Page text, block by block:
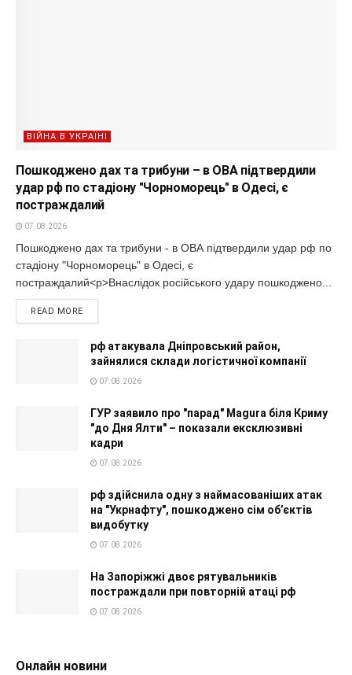
ВІЙНА В УКРАЇНІ
Пошкоджено дах та трибуни – в ОВА підтвердили
удар рф по стадіону "Чорноморець" в Одесі, є
постраждалий
07.08.2026
Пошкоджено дах та трибуни - в ОВА підтвердили удар рф по
стадіону "Чорноморець" в Одесі, є
постраждалий<p>Внаслідок російського удару пошкоджено...
READ MORE
рф атакувала Дніпровський район,
зайнялися склади логістичної компанії
07.08.2026
ГУР заявило про "парад" Magura біля Криму
"до Дня Ялти" – показали ексклюзивні
кадри
07.08.2026
рф здійснила одну з наймасованіших атак
на "Укрнафту", пошкоджено сім об’єктів
видобутку
07.08.2026
На Запоріжжі двоє рятувальників
постраждали при повторній атаці рф
07.08.2026
Онлайн новини